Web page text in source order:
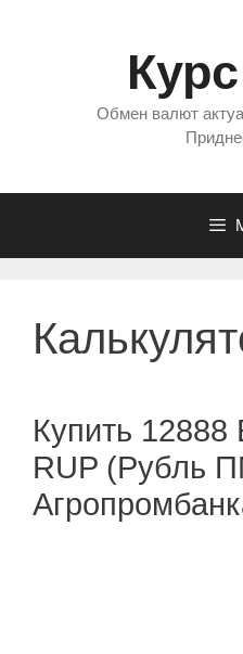
Обмен валют
Купить 12888
RUP (Рубль